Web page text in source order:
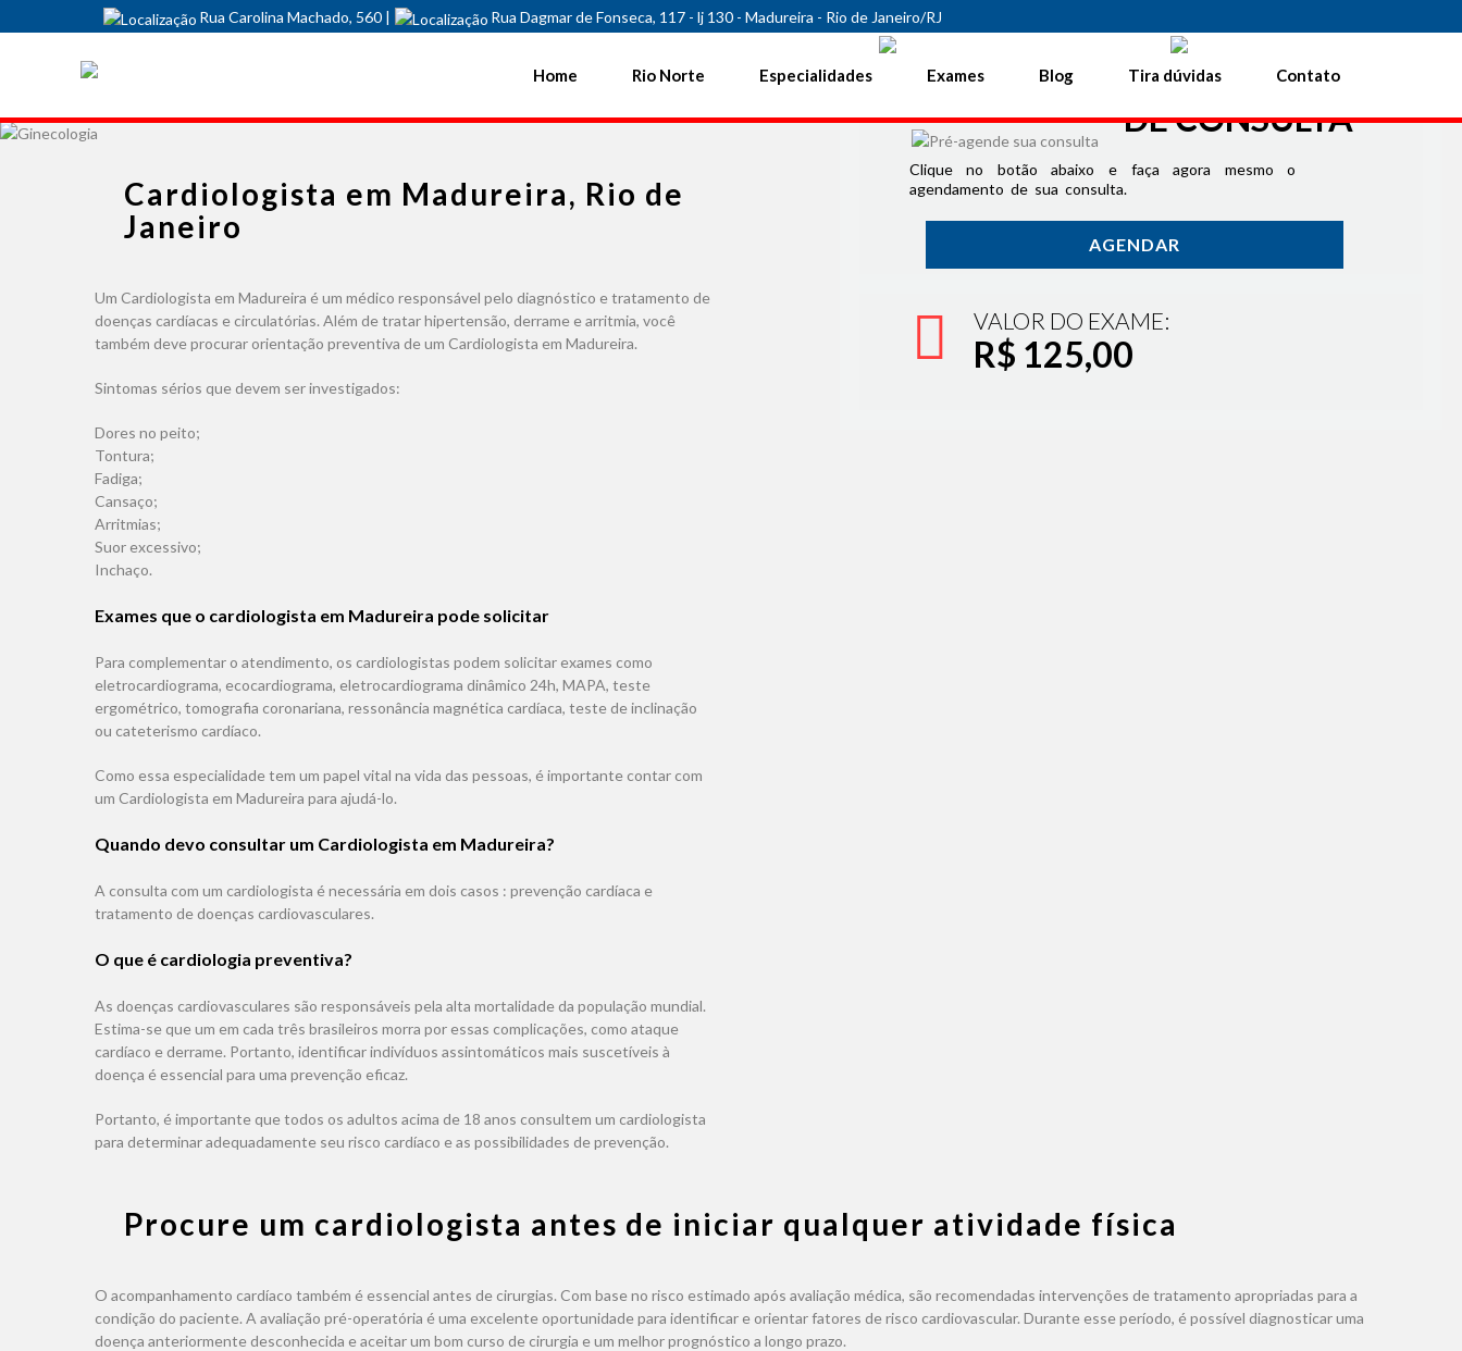
Rua Carolina Machado, 560 |
Rua Dagmar de Fonseca, 117 - lj 130 - Madureira - Rio de Janeiro/RJ
Home Rio Norte Especialidades Exames Blog Tira dúvidas Contato
Cardiologista em Madureira, Rio de
Janeiro
Um Cardiologista em Madureira é um médico responsável pelo diagnóstico e tratamento de
doenças cardíacas e circulatórias. Além de tratar hipertensão, derrame e arritmia, você
também deve procurar orientação preventiva de um Cardiologista em Madureira.
Sintomas sérios que devem ser investigados:
Dores no peito;
Tontura;
Fadiga;
Cansaço;
Arritmias;
Suor excessivo;
Inchaço.
Exames que o cardiologista em Madureira pode solicitar
Para complementar o atendimento, os cardiologistas podem solicitar exames como
eletrocardiograma, ecocardiograma, eletrocardiograma dinâmico 24h, MAPA, teste
ergométrico, tomografia coronariana, ressonância magnética cardíaca, teste de inclinação
ou cateterismo cardíaco.
Como essa especialidade tem um papel vital na vida das pessoas, é importante contar com
um Cardiologista em Madureira para ajudá-lo.
Quando devo consultar um Cardiologista em Madureira?
A consulta com um cardiologista é necessária em dois casos : prevenção cardíaca e
tratamento de doenças cardiovasculares.
O que é cardiologia preventiva?
As doenças cardiovasculares são responsáveis ​​pela alta mortalidade da população mundial.
Estima-se que um em cada três brasileiros morra por essas complicações, como ataque
cardíaco e derrame. Portanto, identificar indivíduos assintomáticos mais suscetíveis à
doença é essencial para uma prevenção eficaz.
Portanto, é importante que todos os adultos acima de 18 anos consultem um cardiologista
para determinar adequadamente seu risco cardíaco e as possibilidades de prevenção.
Procure um cardiologista antes de iniciar qualquer atividade física
O acompanhamento cardíaco também é essencial antes de cirurgias. Com base no risco estimado após avaliação médica, são recomendadas intervenções de tratamento apropriadas para a
condição do paciente. A avaliação pré-operatória é uma excelente oportunidade para identificar e orientar fatores de risco cardiovascular. Durante esse período, é possível diagnosticar uma
doença anteriormente desconhecida e aceitar um bom curso de cirurgia e um melhor prognóstico a longo prazo.
AGENDAMENTO ONLINE
DE CONSULTA
Clique no botão abaixo e faça agora mesmo o
agendamento de sua consulta.
AGENDAR
VALOR DO EXAME:
R$ 125,00